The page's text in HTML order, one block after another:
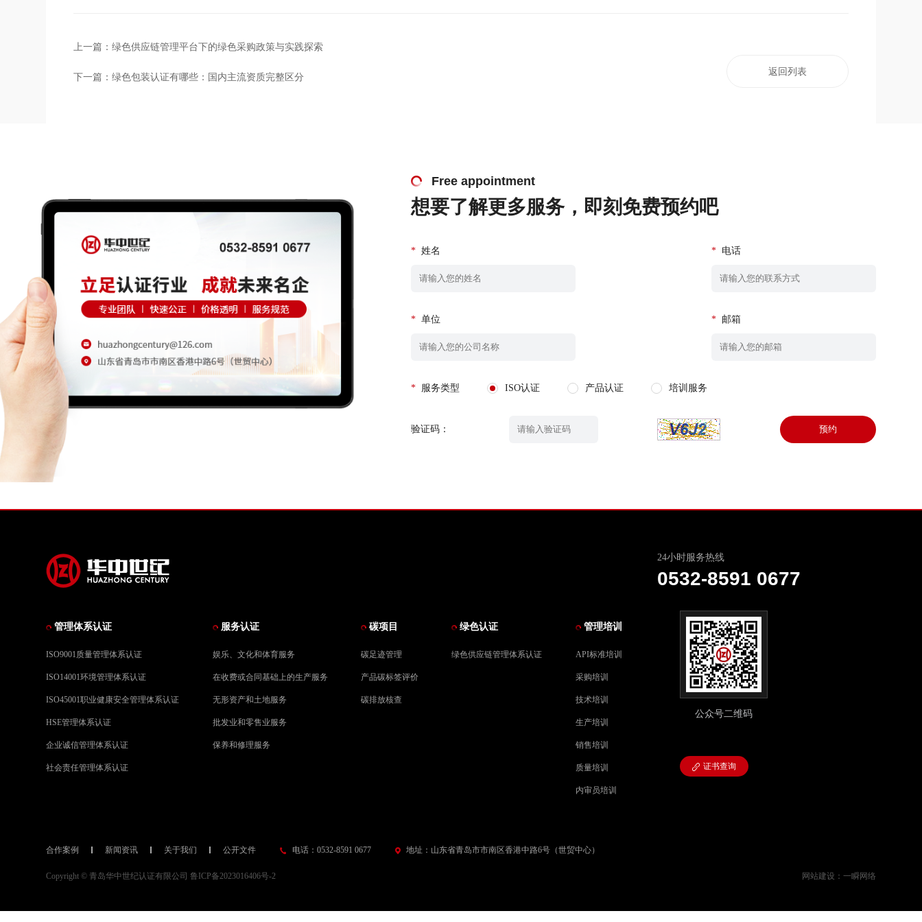
上一篇：绿色供应链管理平台下的绿色采购政策与实践探索
下一篇：绿色包装认证有哪些：国内主流资质完整区分
返回列表
Free appointment
想要了解更多服务，即刻免费预约吧
* 姓名 * 电话
* 单位 * 邮箱
* 服务类型 ISO认证 产品认证 培训服务
验证码： 预约
24小时服务热线
0532-8591 0677
管理体系认证
ISO9001质量管理体系认证
ISO14001环境管理体系认证
ISO45001职业健康安全管理体系认证
HSE管理体系认证
企业诚信管理体系认证
社会责任管理体系认证
服务认证
娱乐、文化和体育服务
在收费或合同基础上的生产服务
无形资产和土地服务
批发业和零售业服务
保养和修理服务
碳项目
碳足迹管理
产品碳标签评价
碳排放核查
绿色认证
绿色供应链管理体系认证
管理培训
API标准培训
采购培训
技术培训
生产培训
销售培训
质量培训
内审员培训
公众号二维码
证书查询
合作案例 新闻资讯 关于我们 公开文件 电话：0532-8591 0677 地址：山东省青岛市市南区香港中路6号（世贸中心）
Copyright © 青岛华中世纪认证有限公司鲁ICP备2023016406号-2 网站建设 ： 一瞬网络